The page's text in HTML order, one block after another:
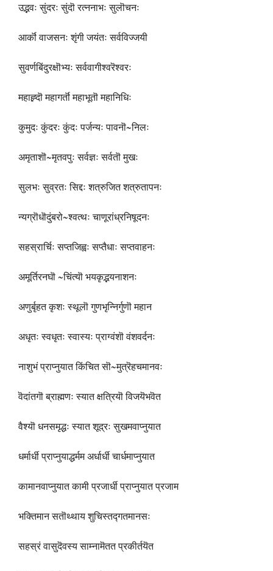
उद्भवः सुंदरः सुंदॊ रत्ननाभः सुलॊचनः
आर्कॊ वाजसनः शृंगी जयंतः सर्वविज्जयी
सुवर्णबिंदुरक्षॊभ्यः सर्ववागीश्वरॆश्वरः
महाह्र्दॊ महागर्तॊ महाभूतॊ महानिधिः
कुमुदः कुंदरः कुंदः पर्जन्यः पावनॊ~निलः
अमृताशॊ~मृतवपुः सर्वज्ञः सर्वतॊ मुखः
सुलभः सुव्रतः सिद्दः शत्रुजित शत्रुतापनः
न्यग्रॊधॊदुंबरो~श्वत्थः चाणूरांध्रनिषूदनः
सहस्रार्चिः सप्तजिह्वः सप्तैधाः सप्तवाहनः
अमूर्तिरनघॊ ~चिंत्यॊ भयकृद्भयनाशनः
अणुर्बृहत कृशः स्थूलॊ गुणभृन्निर्गुणॊ महान
अधृतः स्वधृतः स्वास्यः प्राग्वंशॊ वंशवर्दनः
नाशुभं प्राप्नुयात किंचित सॊ~मुत्रॆहचमानवः
वॆदांतगॊ ब्राह्मणः स्यात क्षत्रियॊ विजयॆभवॆत
वैश्यॊ धनसमृद्धः स्यात शूद्रः सुखमवाप्नुयात
धर्मार्धी प्राप्नुयाद्धर्मम अर्धार्धी चार्धमाप्नुयात
कामानवाप्नुयात कामी प्रजार्धी प्राप्नुयात प्रजाम
भक्तिमान सतॊथ्थाय शुचिस्तद्गतमानसः
सहस्रं वासुदॆवस्य साम्नामॆतत प्रकीर्तयॆत